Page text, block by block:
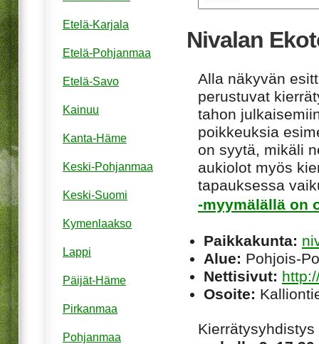
Nivalan
Alla näkyvän
perustuvat
tahon
poikkeuksia
on syytä, mikäli
aukiolot myös
tapauksessa
-myymälällä on
Paikkakunta:
Alue: Pohjois-
Nettisivut:
Osoite:
Etelä-Karjala
Etelä-Pohjanmaa
Etelä-Savo
Kainuu
Kanta-Häme
Keski-Pohjanmaa
Keski-Suomi
Kymenlaakso
Lappi
Päijät-Häme
Pirkanmaa
Pohjanmaa